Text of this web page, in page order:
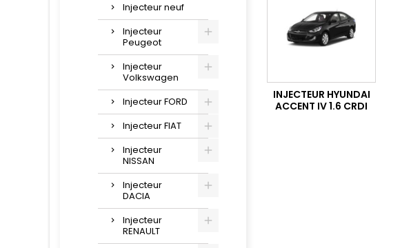
Injecteur neuf
Injecteur
Peugeot
Injecteur
Volkswagen
Injecteur FORD
Injecteur FIAT
Injecteur
NISSAN
Injecteur
DACIA
Injecteur
RENAULT
INJECTEUR HYUNDAI
ACCENT IV 1.6 CRDI